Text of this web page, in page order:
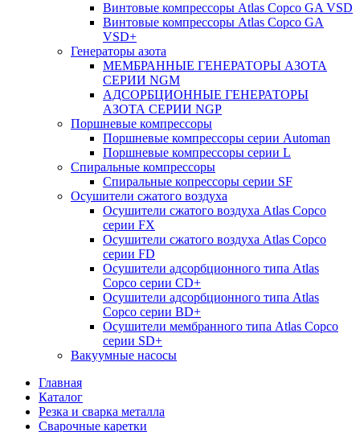
Винтовые компрессоры Atlas Copco GA VSD
Винтовые компрессоры Atlas Copco GA
VSD+
Генераторы азота
МЕМБРАННЫЕ ГЕНЕРАТОРЫ АЗОТА
СЕРИИ NGM
АДСОРБЦИОННЫЕ ГЕНЕРАТОРЫ
АЗОТА СЕРИИ NGP
Поршневые компрессоры
Поршневые компрессоры серии Automan
Поршневые компрессоры серии L
Спиральные компрессоры
Спиральные копрессоры серии SF
Осушители сжатого воздуха
Осушители сжатого воздуха Atlas Copco
серии FX
Осушители сжатого воздуха Atlas Copco
серии FD
Осушители адсорбционного типа Atlas
Copco серии СD+
Осушители адсорбционного типа Atlas
Copco серии BD+
Осушители мембранного типа Atlas Copco
серии SD+
Вакуумные насосы
Главная
Каталог
Резка и сварка металла
Сварочные каретки